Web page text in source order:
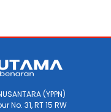
(YPPN)
31, RT 15 RW